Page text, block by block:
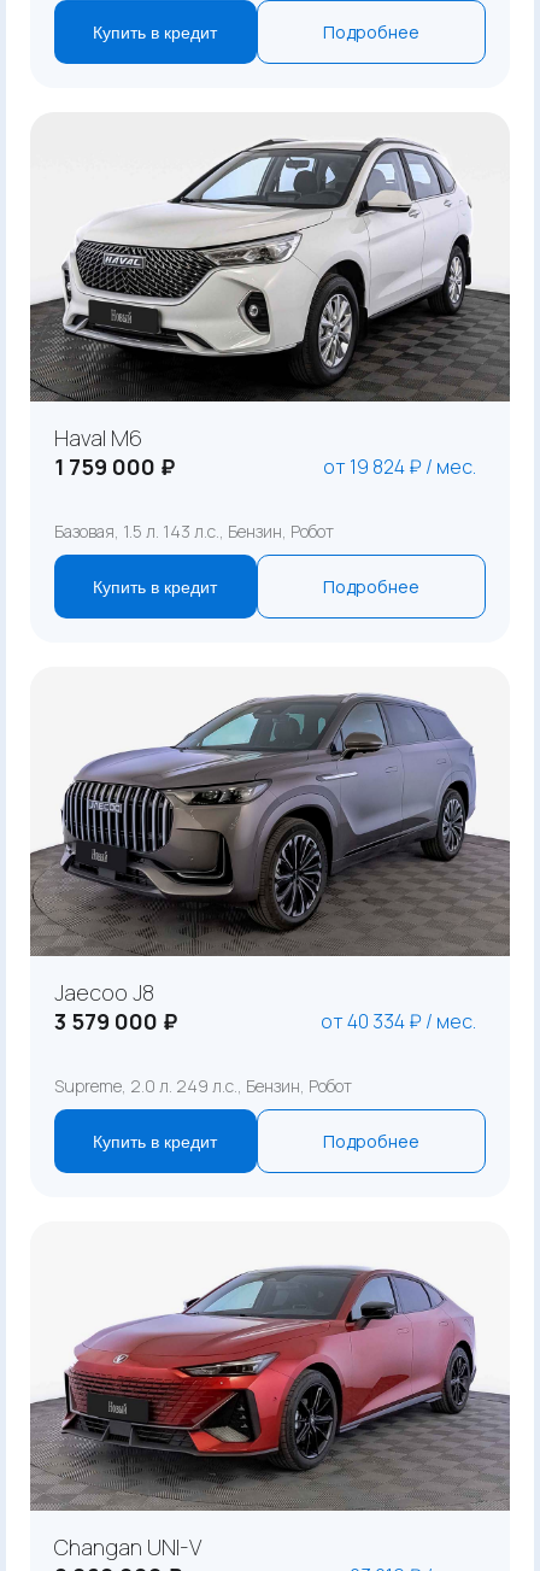
Купить в кредит Подробнее
Haval M6
1 759 000 ₽
от 19 824 ₽ / мес.
Базовая, 1.5 л. 143 л.с., Бензин, Робот
Купить в кредит Подробнее
Jaecoo J8
3 579 000 ₽
от 40 334 ₽ / мес.
Supreme, 2.0 л. 249 л.с., Бензин, Робот
Купить в кредит Подробнее
Changan UNI-V